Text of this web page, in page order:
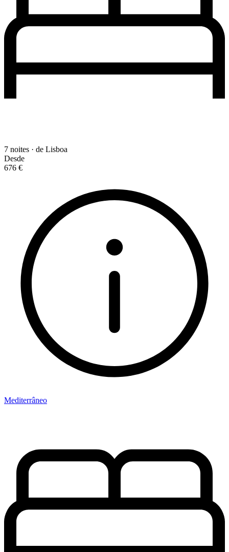
7 noites · de Lisboa
Desde
676 €
Mediterrâneo